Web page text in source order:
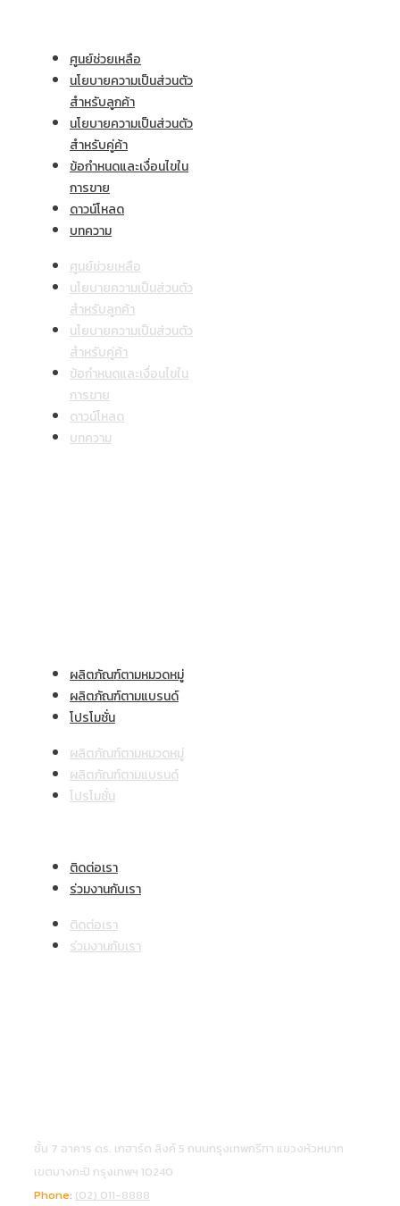
ศูนย์ช่วยเหลือ
นโยบายความเป็นส่วนตัว
สำหรับลูกค้า
นโยบายความเป็นส่วนตัว
สำหรับคู่ค้า
ข้อกำหนดและเงื่อนไขใน
การขาย
ดาวน์โหลด
บทความ
ศูนย์ช่วยเหลือ
นโยบายความเป็นส่วนตัว
สำหรับลูกค้า
นโยบายความเป็นส่วนตัว
สำหรับคู่ค้า
ข้อกำหนดและเงื่อนไขใน
การขาย
ดาวน์โหลด
บทความ
ผลิตภัณฑ์ตามหมวดหมู่
ผลิตภัณฑ์ตามแบรนด์
โปรโมชั่น
ผลิตภัณฑ์ตามหมวดหมู่
ผลิตภัณฑ์ตามแบรนด์
โปรโมชั่น
ติดต่อเรา
ร่วมงานกับเรา
ติดต่อเรา
ร่วมงานกับเรา
ชั้น 7 อาคาร ดร. เกฮาร์ด ลิงค์ 5 ถนนกรุงเทพกรีฑา แขวงหัวหมาก
เขตบางกะปิ กรุงเทพฯ 10240
Phone: (02) 011-8888